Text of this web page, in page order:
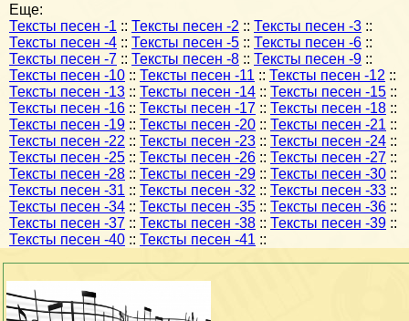
Еще:
Тексты песен -1 :: Тексты песен -2 :: Тексты песен -3 ::
Тексты песен -4 :: Тексты песен -5 :: Тексты песен -6 ::
Тексты песен -7 :: Тексты песен -8 :: Тексты песен -9 ::
Тексты песен -10 :: Тексты песен -11 :: Тексты песен -12 ::
Тексты песен -13 :: Тексты песен -14 :: Тексты песен -15 ::
Тексты песен -16 :: Тексты песен -17 :: Тексты песен -18 ::
Тексты песен -19 :: Тексты песен -20 :: Тексты песен -21 ::
Тексты песен -22 :: Тексты песен -23 :: Тексты песен -24 ::
Тексты песен -25 :: Тексты песен -26 :: Тексты песен -27 ::
Тексты песен -28 :: Тексты песен -29 :: Тексты песен -30 ::
Тексты песен -31 :: Тексты песен -32 :: Тексты песен -33 ::
Тексты песен -34 :: Тексты песен -35 :: Тексты песен -36 ::
Тексты песен -37 :: Тексты песен -38 :: Тексты песен -39 ::
Тексты песен -40 :: Тексты песен -41 ::